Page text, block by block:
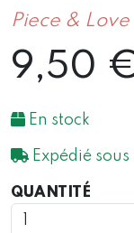
Piece & Love
9,50
En stock
Expédié sous
QUANTITÉ